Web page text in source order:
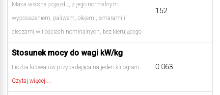
Masa własna pojazdu, z jego normalnym
wyposażeniem, paliwem, olejami, smarami i
cieczami w ilościach nominalnych, bez kierującego
152
Stosunek mocy do wagi kW/kg
Liczba kilowatów przypadająca na jeden klilogram.
Czytaj więcej ...
0.063